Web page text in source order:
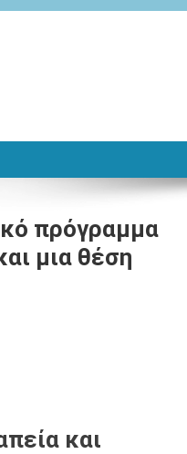
πρόγραμμα
μια θέση
και